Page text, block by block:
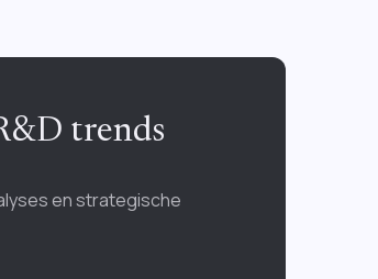
trends
en strategische